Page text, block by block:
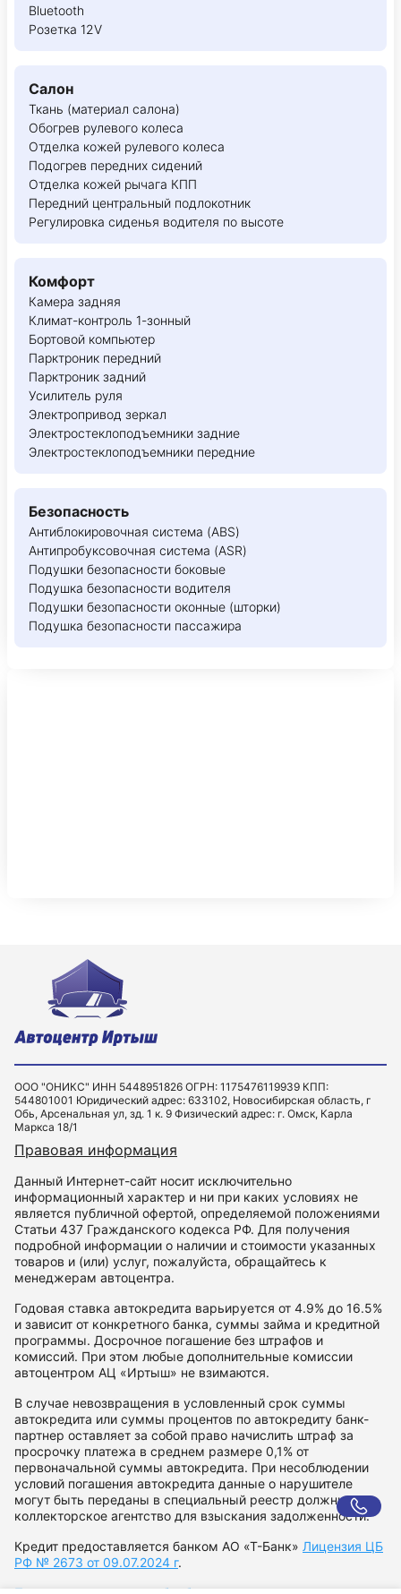
Bluetooth
Розетка 12V
Салон
Ткань (материал салона)
Обогрев рулевого колеса
Отделка кожей рулевого колеса
Подогрев передних сидений
Отделка кожей рычага КПП
Передний центральный подлокотник
Регулировка сиденья водителя по высоте
Комфорт
Камера задняя
Климат-контроль 1-зонный
Бортовой компьютер
Парктроник передний
Парктроник задний
Усилитель руля
Электропривод зеркал
Электростеклоподъемники задние
Электростеклоподъемники передние
Безопасность
Антиблокировочная система (ABS)
Антипробуксовочная система (ASR)
Подушки безопасности боковые
Подушка безопасности водителя
Подушки безопасности оконные (шторки)
Подушка безопасности пассажира
ООО "ОНИКС" ИНН 5448951826 ОГРН: 1175476119939 КПП:
544801001 Юридический адрес: 633102, Новосибирская область, г
Обь, Арсенальная ул, зд. 1 к. 9 Физический адрес: г. Омск, Карла
Маркса 18/1
Правовая информация
Данный Интернет-сайт носит исключительно
информационный характер и ни при каких условиях не
является публичной офертой, определяемой положениями
Статьи 437 Гражданского кодекса РФ. Для получения
подробной информации о наличии и стоимости указанных
товаров и (или) услуг, пожалуйста, обращайтесь к
менеджерам автоцентра.
Годовая ставка автокредита варьируется от 4.9% до 16.5%
и зависит от конкретного банка, суммы займа и кредитной
программы. Досрочное погашение без штрафов и
комиссий. При этом любые дополнительные комиссии
автоцентром АЦ «Иртыш» не взимаются.
В случае невозвращения в условленный срок суммы
автокредита или суммы процентов по автокредиту банк-
партнер оставляет за собой право начислить штраф за
просрочку платежа в среднем размере 0,1% от
первоначальной суммы автокредита. При несоблюдении
условий погашения автокредита данные о нарушителе
могут быть переданы в специальный реестр должников и
коллекторское агентство для взыскания задолженности.
Кредит предоставляется банком АО «Т-Банк» Лицензия ЦБ
РФ № 2673 от 09.07.2024 г.